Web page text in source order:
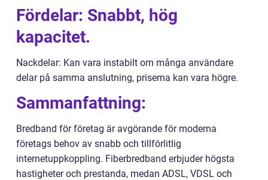
Fördelar: Snabbt, hög
kapacitet.
Nackdelar: Kan vara instabilt om många användare
delar på samma anslutning, priserna kan vara högre.
Sammanfattning:
Bredband för företag är avgörande för moderna
företags behov av snabb och tillförlitlig
internetuppkoppling. Fiberbredband erbjuder högsta
hastigheter och prestanda, medan ADSL, VDSL och